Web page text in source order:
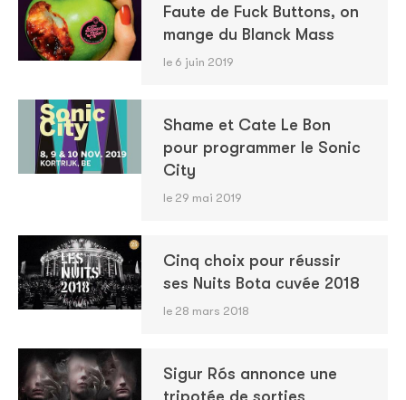
Faute de Fuck Buttons, on
mange du Blanck Mass
le 6 juin 2019
Shame et Cate Le Bon
pour programmer le Sonic
City
le 29 mai 2019
Cinq choix pour réussir
ses Nuits Bota cuvée 2018
le 28 mars 2018
Sigur Rós annonce une
tripotée de sorties